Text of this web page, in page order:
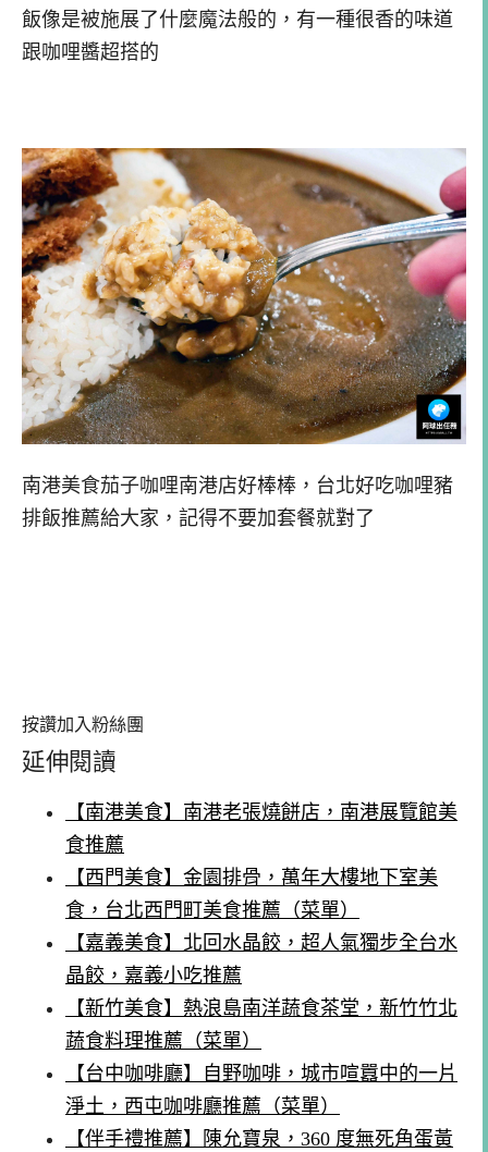
飯像是被施展了什麼魔法般的，有一種很香的味道
跟咖哩醬超搭的
南港美食茄子咖哩南港店好棒棒，台北好吃咖哩豬
排飯推薦給大家，記得不要加套餐就對了
按讚加入粉絲團
延伸閱讀
【南港美食】南港老張燒餅店，南港展覽館美
食推薦
【西門美食】金園排骨，萬年大樓地下室美
食，台北西門町美食推薦（菜單）
【嘉義美食】北回水晶餃，超人氣獨步全台水
晶餃，嘉義小吃推薦
【新竹美食】熱浪島南洋蔬食茶堂，新竹竹北
蔬食料理推薦（菜單）
【台中咖啡廳】自野咖啡，城市喧囂中的一片
淨土，西屯咖啡廳推薦（菜單）
【伴手禮推薦】陳允寶泉，360 度無死角蛋黃